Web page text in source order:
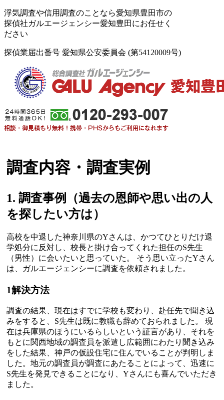
浮気調査や信用調査のことなら愛知県豊田市の
探偵社ガルエージェンシー愛知豊田にお任せく
ださい
探偵業届出番号 愛知県公安委員会 (第54120009号)
調査内容・調査実例
1. 調査事例（過去の恩師や思い出の人
を探したい方は）
高校を中退した神奈川県のYさんは、かつてひとりだけ退
学処分に反対し、校長と掛け合ってくれた担任のS先生
（男性）に会いたいと思っていた。 そう思い立ったYさん
は、ガルエージェンシーに調査を依頼されました。
1解決方法
調査の結果、現在はすでに学校も変わり、赴任先で聞き込
みをすると、S先生は既に教職も辞めておられました。 現
在は兵庫県のほうにいるらしいという証言があり、それを
もとに関西地域の調査員を派遣し広範囲にわたり聞き込み
をした結果、神戸の仮設住宅に住んでいることが判明しま
した。地元の調査員が調査にあたることによって、迅速に
S先生を発見できることになり、Yさんにも喜んでいただき
ました。